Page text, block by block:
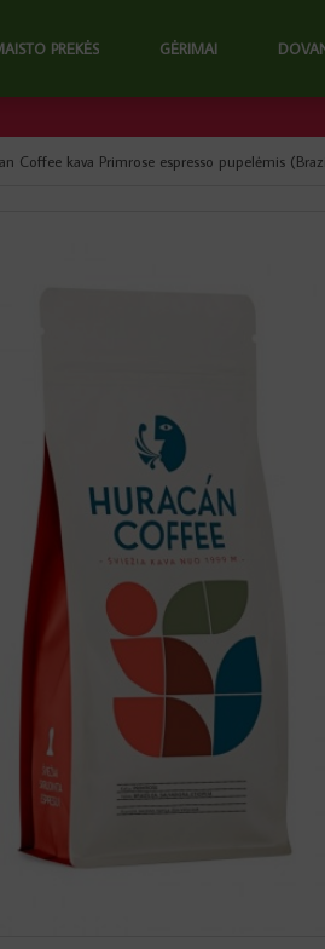
PREKĖS GĖRIMAI
Coffee kava Primrose espresso pupelėmis